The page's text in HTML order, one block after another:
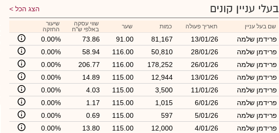
בעלי עניין קונים הצג הכל
שם בעל עניין תאריך פעולה כמות שער
שווי עסקה
באלפי ש"ח
שיעור
החזקה
פרידמן שלמה 13/01/26
81,167
91.00
73.86
0.00%
פרידמן שלמה
28/01/26
50,810
116.00
58.94
0.00%
פרידמן שלמה
26/01/26
178,252
116.00
206.77
0.00%
פרידמן שלמה
13/01/26
12,944
115.00
14.89
0.00%
פרידמן שלמה
11/01/26
3,500
115.00
4.03
0.00%
פרידמן שלמה
6/01/26
1,015
115.00
1.17
0.00%
פרידמן שלמה
5/01/26
597
115.00
0.69
0.00%
פרידמן שלמה
4/01/26
12,000
115.00
13.80
0.00%